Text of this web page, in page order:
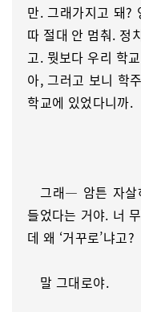
만. 그래가지고 돼?
따 절대 안 멈춰. 정
고. 뭣보다 우리 학
아, 그러고 보니 학
학교에 있었다니까.
그래― 암튼 자살
들었다는 거야. 너
데 왜 ‘거꾸로’냐고?
말 그대로야.